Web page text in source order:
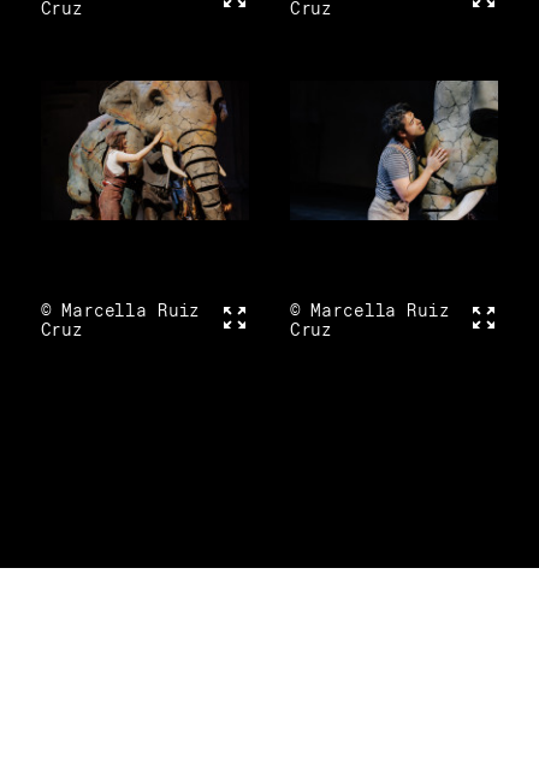
Cruz
Cruz
Vollbild
© Marcella Ruiz
Cruz
© Marcella Ruiz
Cruz